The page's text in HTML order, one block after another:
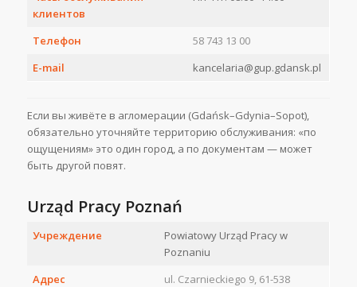
клиентов
Телефон
58 743 13 00
E-mail
kancelaria@gup.gdansk.pl
Если вы живёте в агломерации (Gdańsk–Gdynia–Sopot),
обязательно уточняйте территорию обслуживания: «по
ощущениям» это один город, а по документам — может
быть другой повят.
Urząd Pracy Poznań
Учреждение
Powiatowy Urząd Pracy w
Poznaniu
Адрес
ul. Czarnieckiego 9, 61-538